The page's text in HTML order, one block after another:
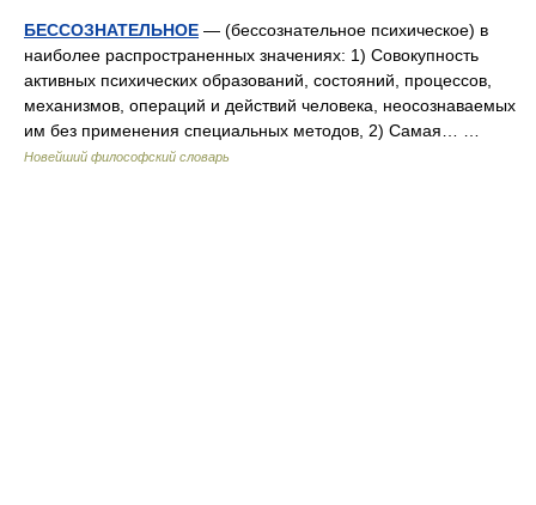
БЕССОЗНАТЕЛЬНОЕ — (бессознательное психическое) в
наиболее распространенных значениях: 1) Совокупность
активных психических образований, состояний, процессов,
механизмов, операций и действий человека, неосознаваемых
им без применения специальных методов, 2) Самая… …
Новейший философский словарь